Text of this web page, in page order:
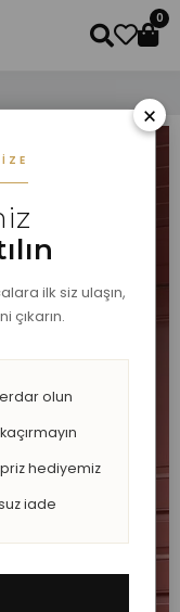
0
×
ilk siz ulaşın,
çıkarın.
olun
hediyemiz
iade